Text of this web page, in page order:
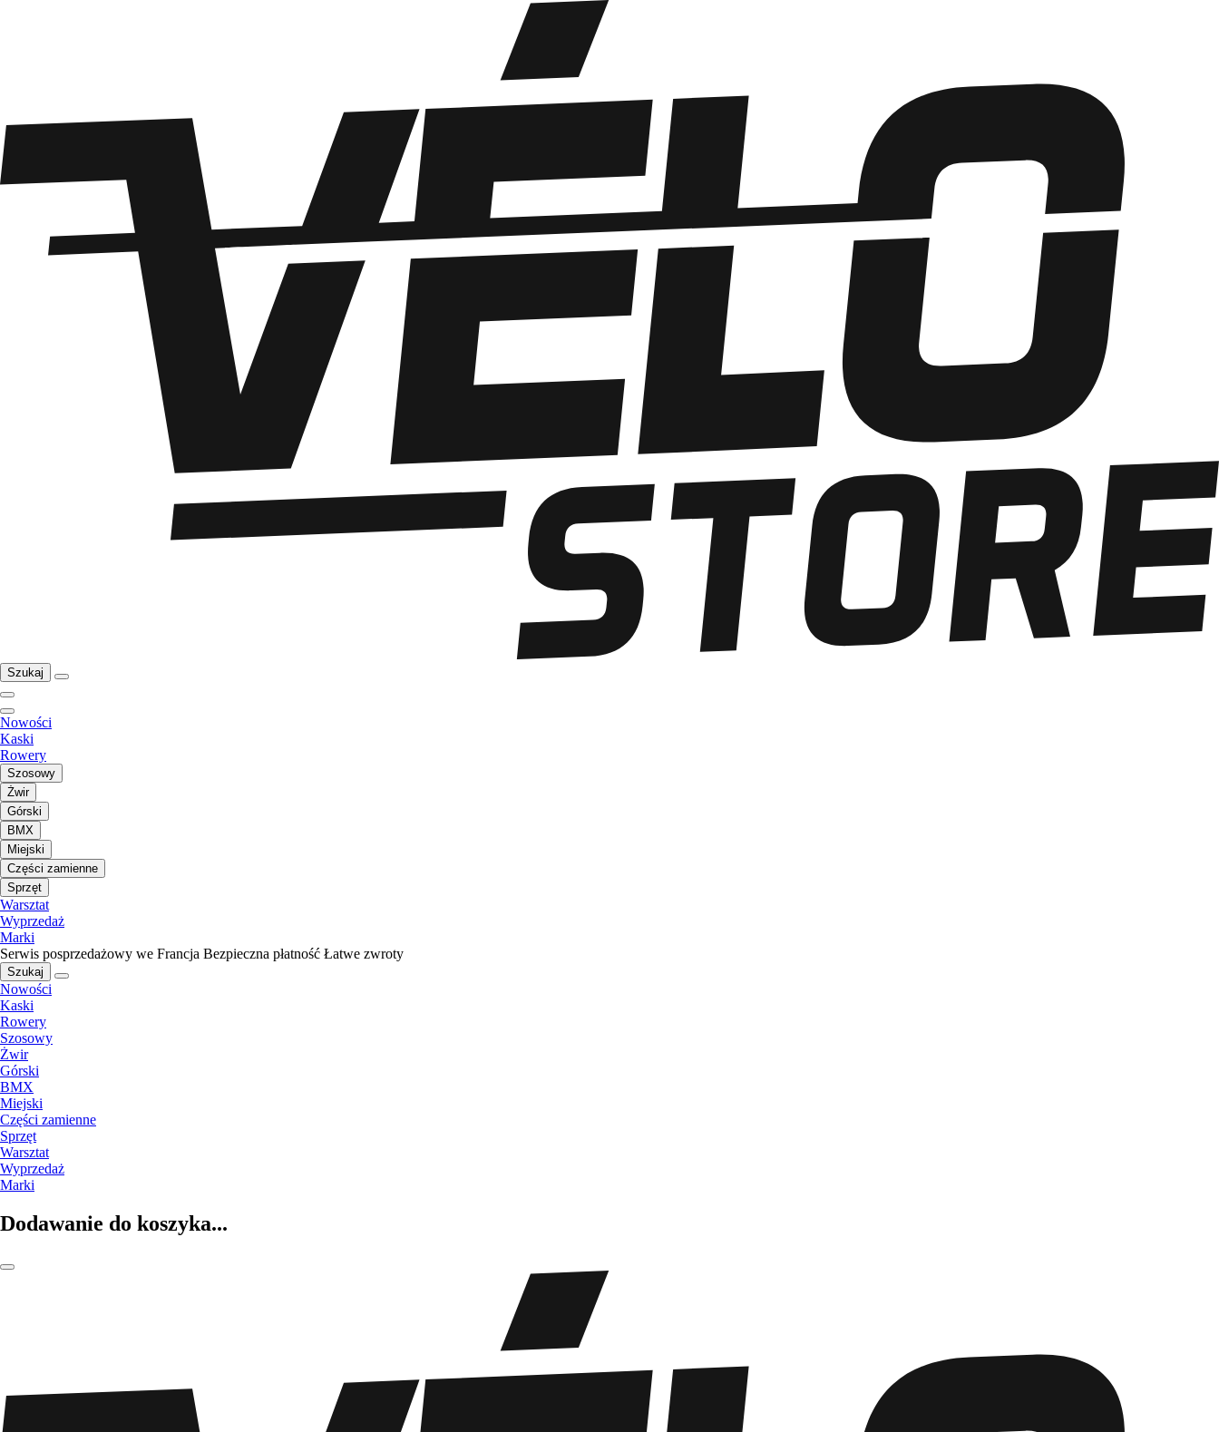
Szukaj
Nowości
Kaski
Rowery
Szosowy
Żwir
Górski
BMX
Miejski
Części zamienne
Sprzęt
Warsztat
Wyprzedaż
Marki
Serwis posprzedażowy we Francja Bezpieczna płatność Łatwe zwroty
Szukaj
Nowości
Kaski
Rowery
Szosowy
Żwir
Górski
BMX
Miejski
Części zamienne
Sprzęt
Warsztat
Wyprzedaż
Marki
Dodawanie do koszyka...